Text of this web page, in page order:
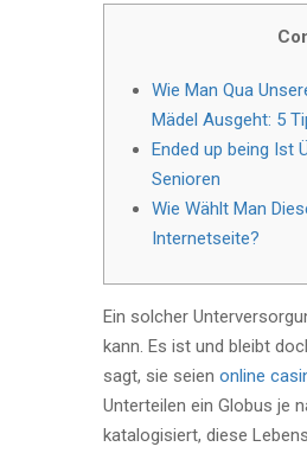
Wie Man Qua
Mädel Ausgeht: 5
Ended up being Ist
Senioren
Wie Wählt Man
Internetseite?
Ein solcher
kann. Es ist und bleibt
sagt, sie seien online
Unterteilen ein Globus je
katalogisiert, diese